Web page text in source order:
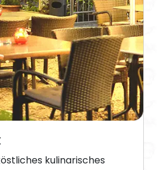
kulinarisches